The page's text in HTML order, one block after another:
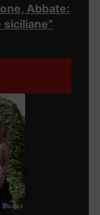
Abbate: